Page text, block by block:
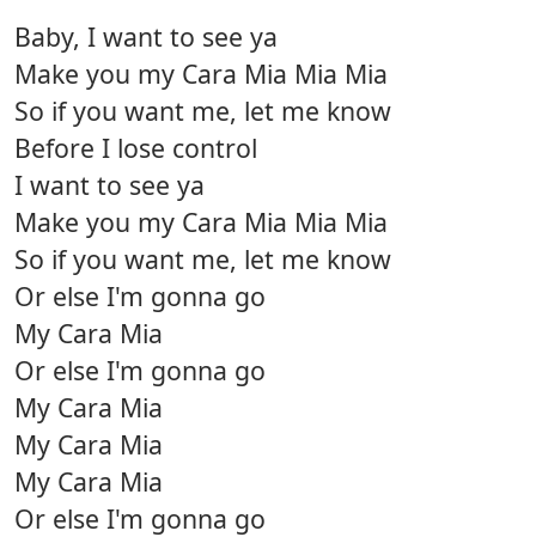
Baby, I want to see ya
Make you my Cara Mia Mia Mia
So if you want me, let me know
Before I lose control
I want to see ya
Make you my Cara Mia Mia Mia
So if you want me, let me know
Or else I'm gonna go
My Cara Mia
Or else I'm gonna go
My Cara Mia
My Cara Mia
My Cara Mia
Or else I'm gonna go